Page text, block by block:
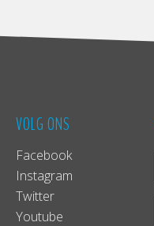
VOLG ONS
Facebook
Instagram
Twitter
Youtube